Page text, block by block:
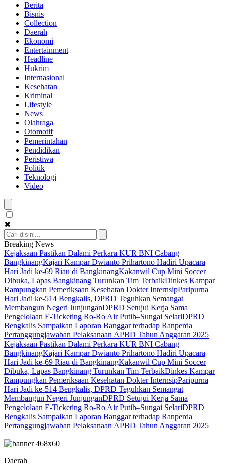
Berita
Bisnis
Collection
Daerah
Ekonomi
Entertainment
Headline
Hukrim
Internasional
Kesehatan
Kriminal
Lifestyle
News
Olahraga
Otomotif
Pemerintahan
Pendidikan
Peristiwa
Politik
Teknologi
Video
✖
Breaking News
Kejaksaan Pastikan Dalami Perkara KUR BNI Cabang
BangkinangKajari Kampar Dwianto Prihartono Hadiri Upacara
Hari Jadi ke-69 Riau di BangkinangKakanwil Cup Mini Soccer
Dibuka, Lapas Bangkinang Turunkan Tim TerbaikDinkes Kampar
Rampungkan Pemeriksaan Kesehatan Dokter InternsipParipurna
Hari Jadi ke-514 Bengkalis, DPRD Teguhkan Semangat
Membangun Negeri JunjunganDPRD Setujui Kerja Sama
Pengelolaan E-Ticketing Ro-Ro Air Putih–Sungai SelariDPRD
Bengkalis Sampaikan Laporan Banggar terhadap Ranperda
Pertanggungjawaban Pelaksanaan APBD Tahun Anggaran 2025
Kejaksaan Pastikan Dalami Perkara KUR BNI Cabang
BangkinangKajari Kampar Dwianto Prihartono Hadiri Upacara
Hari Jadi ke-69 Riau di BangkinangKakanwil Cup Mini Soccer
Dibuka, Lapas Bangkinang Turunkan Tim TerbaikDinkes Kampar
Rampungkan Pemeriksaan Kesehatan Dokter InternsipParipurna
Hari Jadi ke-514 Bengkalis, DPRD Teguhkan Semangat
Membangun Negeri JunjunganDPRD Setujui Kerja Sama
Pengelolaan E-Ticketing Ro-Ro Air Putih–Sungai SelariDPRD
Bengkalis Sampaikan Laporan Banggar terhadap Ranperda
Pertanggungjawaban Pelaksanaan APBD Tahun Anggaran 2025
Daerah